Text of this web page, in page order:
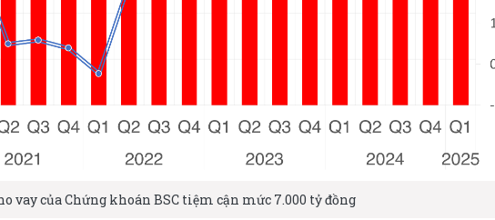
vay của Chứng khoán BSC tiệm cận mức 7.000 tỷ đồng